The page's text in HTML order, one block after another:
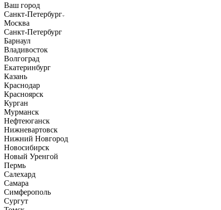
Ваш город
Санкт-Петербург
Москва
Санкт-Петербург
Барнаул
Владивосток
Волгоград
Екатеринбург
Казань
Краснодар
Красноярск
Курган
Мурманск
Нефтеюганск
Нижневартовск
Нижний Новгород
Новосибирск
Новый Уренгой
Пермь
Салехард
Самара
Симферополь
Сургут